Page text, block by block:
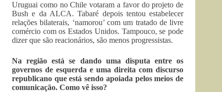
Uruguai como no Chile votaram a favor do projeto de
Bush e da ALCA. Tabaré depois tentou estabelecer
relações bilaterais, ‘namorou’ com um tratado de livre
comércio com os Estados Unidos. Tampouco, se pode
dizer que são reacionários, são menos progressistas.
Na região está se dando uma disputa entre os
governos de esquerda e uma direita com discurso
republicano que está sendo apoiada pelos meios de
comunicação. Como vê isso?